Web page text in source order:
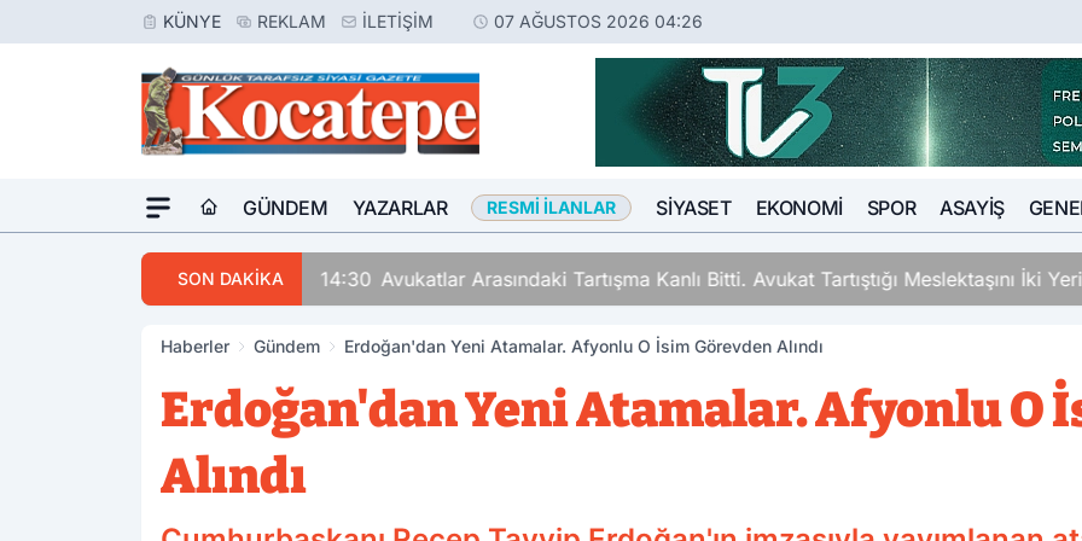
KÜNYE REKLAM İLETIŞIM 07 AĞUSTOS 2026 04:26
GÜNDEM YAZARLAR RESMI İLANLAR SIYASET EKONOMI SPOR ASAYIŞ
SON DAKİKA 14:30 Avukatlar Arasındaki Tartışma Kanlı Bitti. Avukat Tartıştığı Meslektaşını İki
Haberler Gündem Erdoğan'dan Yeni Atamalar. Afyonlu O İsim Görevden Alındı
Erdoğan'dan Yeni Atamalar. Afyonlu O
Alındı